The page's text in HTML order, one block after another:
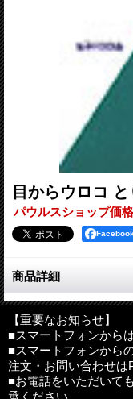
目からウロコ
パウルスショップ価格
商品詳細
「とりなしの祈り」
いう見込みが立ったら
界、日本の社会、苦し
しかし、それを継続的
強く祈り続けるために
を提案する。
【重要なお知らせ】
■スマートフォンから
■スマートフォンから
注文・お問い合わせは
■お電話をいただいて
承ください。